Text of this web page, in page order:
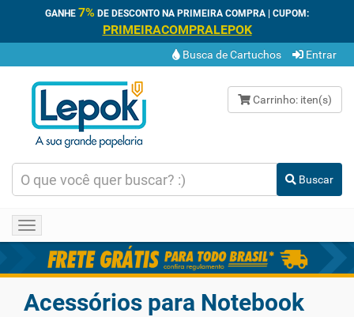
GANHE 7% DE DESCONTO NA PRIMEIRA COMPRA | CUPOM:
PRIMEIRACOMPRALEPOK
Busca de Cartuchos Entrar
Carrinho: iten(s)
Buscar
Toggle
navigation
Acessórios para Notebook